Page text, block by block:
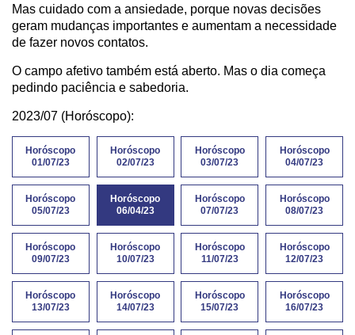
Mas cuidado com a ansiedade, porque novas decisões
geram mudanças importantes e aumentam a necessidade
de fazer novos contatos.
O campo afetivo também está aberto. Mas o dia começa
pedindo paciência e sabedoria.
2023/07 (Horóscopo):
Horóscopo
01/07/23
Horóscopo
02/07/23
Horóscopo
03/07/23
Horóscopo
04/07/23
Horóscopo
05/07/23
Horóscopo
06/04/23
Horóscopo
07/07/23
Horóscopo
08/07/23
Horóscopo
09/07/23
Horóscopo
10/07/23
Horóscopo
11/07/23
Horóscopo
12/07/23
Horóscopo
13/07/23
Horóscopo
14/07/23
Horóscopo
15/07/23
Horóscopo
16/07/23